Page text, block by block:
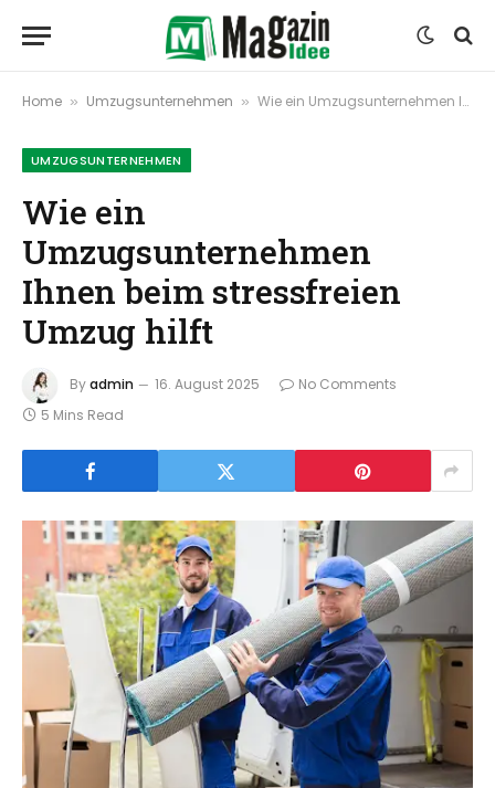
Home » Umzugsunternehmen » Wie ein Umzugsunternehmen Ihnen beim stressfreien Umzug hilft
UMZUGSUNTERNEHMEN
Wie ein
Umzugsunternehmen
Ihnen beim stressfreien
Umzug hilft
Byadmin 16. August 2025
No Comments
5 Mins Read